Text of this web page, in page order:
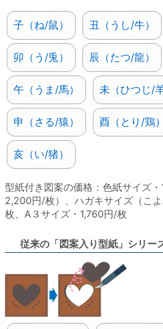
子（ね/鼠） 丑（うし/牛）
卯（う/兎） 辰（たつ/龍）
午（うま/馬） 未（ひつじ/羊
申（さる/猿） 酉（とり/鶏）
亥（い/猪）
型紙付き図案の価格：色紙サイズ・
2,200円/枚）、ハガキサイズ（こ
枚、A３サイズ・1,760円/枚
従来の「図案入り型紙」シリー